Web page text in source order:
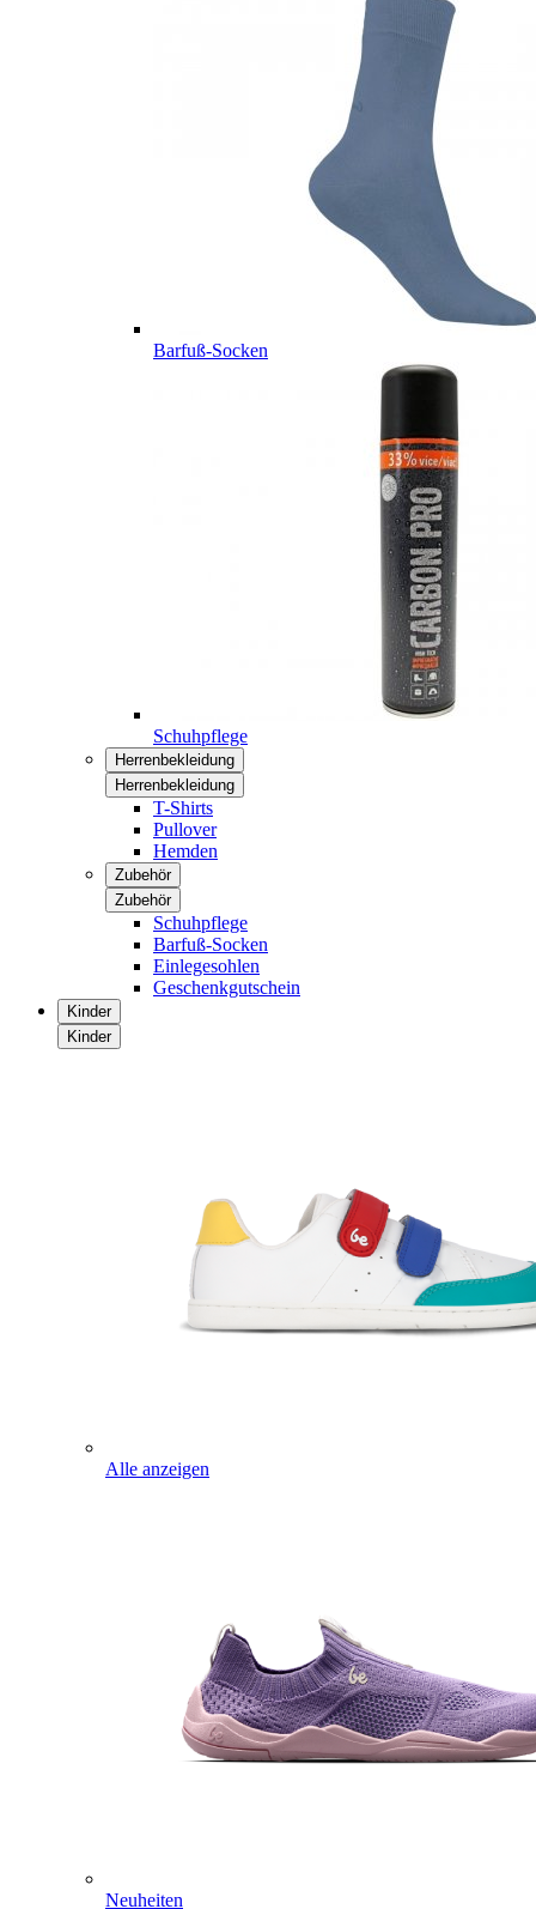
Barfuß-Socken
Schuhpflege
Herrenbekleidung
Herrenbekleidung
T-Shirts
Pullover
Hemden
Zubehör
Zubehör
Schuhpflege
Barfuß-Socken
Einlegesohlen
Geschenkgutschein
Kinder
Kinder
Alle anzeigen
Neuheiten